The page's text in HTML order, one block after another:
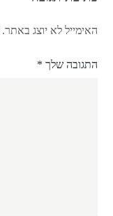
האימייל לא יוצג באתר.
התגובה שלך *